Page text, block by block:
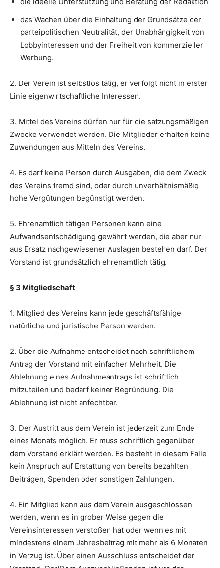
das Wachen über die Einhaltung der Grundsätze der
parteipolitischen Neutralität, der Unabhängigkeit von
Lobbyinteressen und der Freiheit von kommerzieller
Werbung.
2. Der Verein ist selbstlos tätig, er verfolgt nicht in erster
Linie eigenwirtschaftliche Interessen.
3. Mittel des Vereins dürfen nur für die satzungsmäßigen
Zwecke verwendet werden. Die Mitglieder erhalten keine
Zuwendungen aus Mitteln des Vereins.
4. Es darf keine Person durch Ausgaben, die dem Zweck
des Vereins fremd sind, oder durch unverhältnismäßig
hohe Vergütungen begünstigt werden.
5. Ehrenamtlich tätigen Personen kann eine
Aufwandsentschädigung gewährt werden, die aber nur
aus Ersatz nachgewiesener Auslagen bestehen darf. Der
Vorstand ist grundsätzlich ehrenamtlich tätig.
§ 3 Mitgliedschaft
1. Mitglied des Vereins kann jede geschäftsfähige
natürliche und juristische Person werden.
2. Über die Aufnahme entscheidet nach schriftlichem
Antrag der Vorstand mit einfacher Mehrheit. Die
Ablehnung eines Aufnahmeantrags ist schriftlich
mitzuteilen und bedarf keiner Begründung. Die
Ablehnung ist nicht anfechtbar.
3. Der Austritt aus dem Verein ist jederzeit zum Ende
eines Monats möglich. Er muss schriftlich gegenüber
dem Vorstand erklärt werden. Es besteht in diesem Falle
kein Anspruch auf Erstattung von bereits bezahlten
Beiträgen, Spenden oder sonstigen Zahlungen.
4. Ein Mitglied kann aus dem Verein ausgeschlossen
werden, wenn es in grober Weise gegen die
Vereinsinteressen verstoßen hat oder wenn es mit
mindestens einem Jahresbeitrag mit mehr als 6 Monaten
in Verzug ist. Über einen Ausschluss entscheidet der